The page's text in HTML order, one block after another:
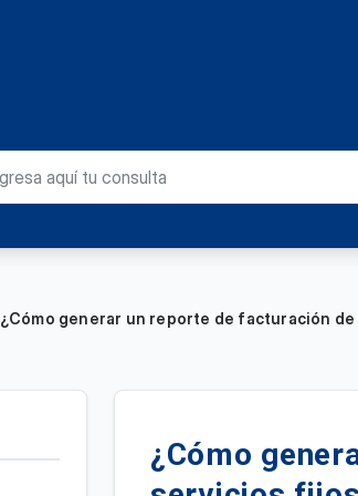
¿Cómo generar un reporte de facturación
¿Cómo